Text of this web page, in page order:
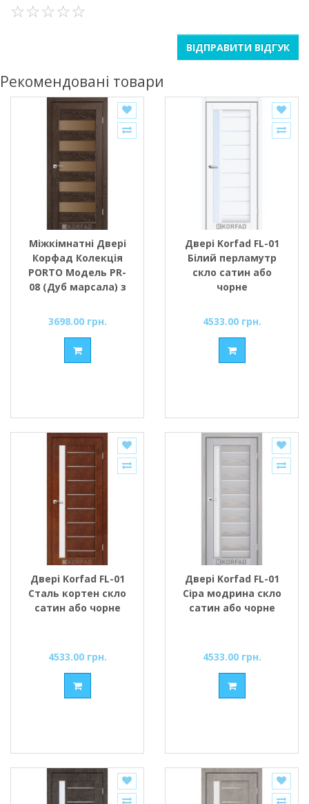
ВІДПРАВИТИ ВІДГУК
Рекомендовані товари
Міжкімнатні Двері
Корфад Колекція
PORTO Модель PR-
08 (Дуб марсала) з
3698.00 грн.
Двері Korfad FL-01
Білий перламутр
скло сатин або
чорне
4533.00 грн.
Двері Korfad FL-01
Сталь кортен скло
сатин або чорне
4533.00 грн.
Двері Korfad FL-01
Сіра модрина скло
сатин або чорне
4533.00 грн.